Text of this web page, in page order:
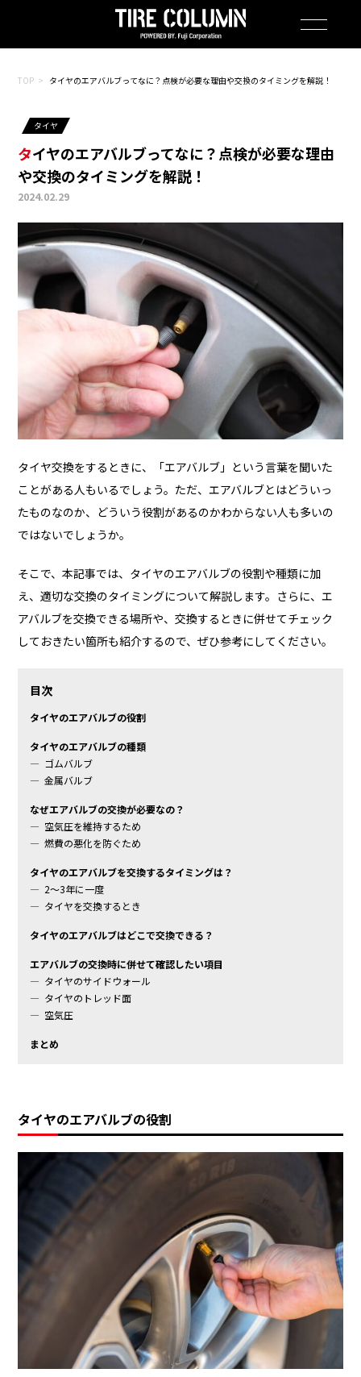
TOP タイヤのエアバルブってなに？点検が必要な理由や交換のタイミングを解説！
タイヤ
タイヤのエアバルブってなに？点検が必要な理由
や交換のタイミングを解説！
2024.02.29
タイヤ交換をするときに、「エアバルブ」という言葉を聞いた
ことがある人もいるでしょう。ただ、エアバルブとはどういっ
たものなのか、どういう役割があるのかわからない人も多いの
ではないでしょうか。
そこで、本記事では、タイヤのエアバルブの役割や種類に加
え、適切な交換のタイミングについて解説します。さらに、エ
アバルブを交換できる場所や、交換するときに併せてチェック
しておきたい箇所も紹介するので、ぜひ参考にしてください。
目次
タイヤのエアバルブの役割
タイヤのエアバルブの種類
ゴムバルブ
金属バルブ
なぜエアバルブの交換が必要なの？
空気圧を維持するため
燃費の悪化を防ぐため
タイヤのエアバルブを交換するタイミングは？
2～3年に一度
タイヤを交換するとき
タイヤのエアバルブはどこで交換できる？
エアバルブの交換時に併せて確認したい項目
タイヤのサイドウォール
タイヤのトレッド面
空気圧
まとめ
タイヤのエアバルブの役割